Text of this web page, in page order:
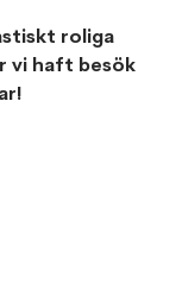
roliga
vi haft besök